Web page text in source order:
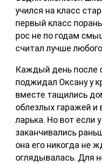
учился на класс
первый класс
рос не по годам
считал лучше
Каждый день после
поджидал Оксану у
вместе тащились
облезлых гаражей и
ларька. Но вот если
заканчивались
она его никогда не
оглядывалась. Для